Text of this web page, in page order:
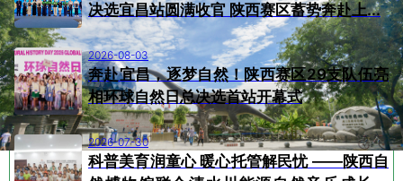
决选宜昌站圆满收官 陕西赛区蓄势奔赴上...
2026-08-03
奔赴宜昌，逐梦自然！陕西赛区29支队伍亮
相环球自然日总决选首站开幕式
2026-07-30
科普美育润童心 暖心托管解民忧 ——陕西自